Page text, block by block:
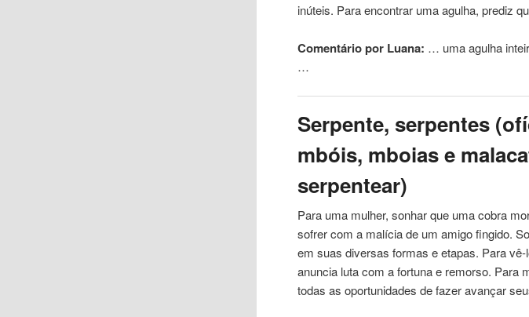
inúteis. Para encontrar uma agulha, prediz
Comentário por Luana: … uma agulha
…
Serpente, serpentes
mbóis, mboias e
serpentear)
Para uma mulher, sonhar que uma cobra
sofrer com a malícia de um amigo fingido.
em suas diversas formas e etapas. Para
anuncia luta com a fortuna e remorso. Para
todas as oportunidades de fazer avançar